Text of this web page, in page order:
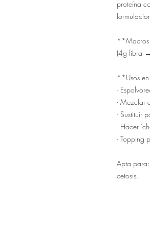
proteína
**Macros
(4g fibra
**Usos
-
- Mezclar
- Sustituir
- Hacer
- Topping
Apta
cetosis.